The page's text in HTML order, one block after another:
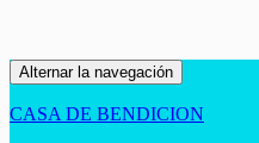
Alternar la navegación
CASA DE BENDICION